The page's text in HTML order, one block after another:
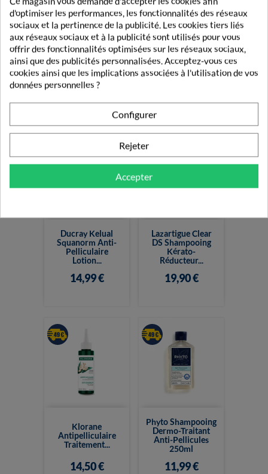
Stiefel Stiprox
1,5% Shampooing
Antipelliculaire
100ml
11,90 €
Stiproxal
Shampooing
Antipelliculaire
100ml
Ducray Kelual
Squanorm Anti-
Pelliculaire
Lotion...
14,99 €
Lazartigue Clear
DS Shampooing
Kérato-
Réducteur...
19,90 €
Klorane
Antipelliculaire
Traitement...
14,50 €
Phyto Shampooing
Dermo-Traitant
Anti-Pellicules
250ml
11,99 €
d'optimiser les performances, les fonctionnalités des réseaux
sociaux et la pertinence de la publicité. Les cookies tiers liés
aux réseaux sociaux et à la publicité sont utilisés pour vous
offrir des fonctionnalités optimisées sur les réseaux sociaux,
ainsi que des publicités personnalisées. Acceptez-vous ces
cookies ainsi que les implications associées à l'utilisation de vos
données personnelles ?
Configurer
Rejeter
Accepter